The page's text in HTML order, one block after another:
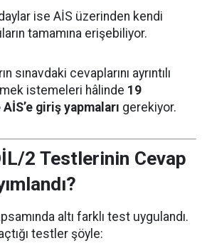
ise AİS üzerinden kendi
tamamına erişebiliyor.
sınavdaki cevaplarını ayrıntılı
istemeleri hâlinde 19
giriş yapmaları gerekiyor.
2 Testlerinin Cevap
altı farklı test uygulandı.
testler şöyle: